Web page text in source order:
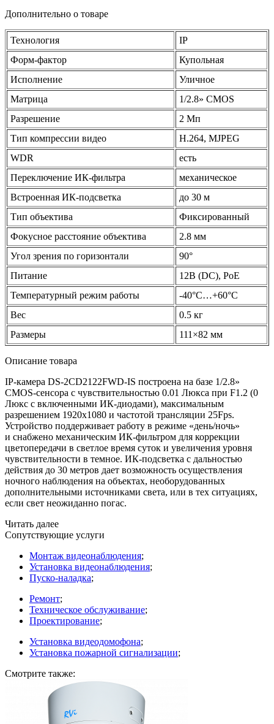
Дополнительно о товаре
Технология
IP
Форм-фактор
Купольная
Исполнение
Уличное
Матрица
1/2.8» CMOS
Разрешение
2 Мп
Тип компрессии видео
H.264, MJPEG
WDR
есть
Переключение ИК-фильтра
механическое
Встроенная ИК-подсветка
до 30 м
Тип объектива
Фиксированный
Фокусное расстояние объектива
2.8 мм
Угол зрения по горизонтали
90°
Питание
12В (DC), PoE
Температурный режим работы
-40°C…+60°C
Вес
0.5 кг
Размеры
111×82 мм
Описание товара
IP-камера DS-2CD2122FWD-IS построена на базе 1/2.8»
CMOS-сенсора с чувствительностью 0.01 Люкса при F1.2 (0
Люкс с включенными ИК-диодами), максимальным
разрешением 1920x1080 и частотой трансляции 25Fps.
Устройство поддерживает работу в режиме «день/ночь»
и снабжено механическим ИК-фильтром для коррекции
цветопередачи в светлое время суток и увеличения уровня
чувствительности в темное. ИК-подсветка с дальностью
действия до 30 метров дает возможность осуществления
ночного наблюдения на объектах, необорудованных
дополнительными источниками света, или в тех ситуациях,
если свет неожиданно погас.
Читать далее
Сопутствующие услуги
Монтаж видеонаблюдения;
Установка видеонаблюдения;
Пуско-наладка;
Ремонт;
Техническое обслуживание;
Проектирование;
Установка видеодомофона;
Установка пожарной сигнализации;
Смотрите также: